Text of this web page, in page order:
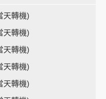
天轉機)
天轉機)
天轉機)
天轉機)
天轉機)